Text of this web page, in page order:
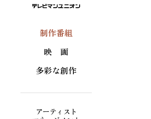
制作番組
映 画
多彩な創作
アーティスト